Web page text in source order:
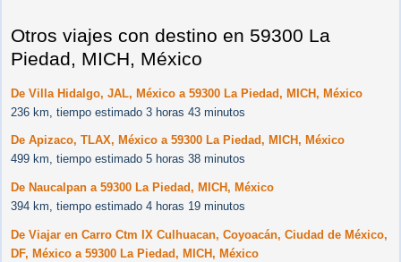
Otros viajes con destino en 59300 La
Piedad, MICH, México
De Villa Hidalgo, JAL, México a 59300 La Piedad, MICH, México
236 km, tiempo estimado 3 horas 43 minutos
De Apizaco, TLAX, México a 59300 La Piedad, MICH, México
499 km, tiempo estimado 5 horas 38 minutos
De Naucalpan a 59300 La Piedad, MICH, México
394 km, tiempo estimado 4 horas 19 minutos
De Viajar en Carro Ctm IX Culhuacan, Coyoacán, Ciudad de México,
DF, México a 59300 La Piedad, MICH, México